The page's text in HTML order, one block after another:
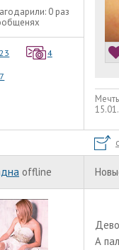
0 раз
23 4
7
offline
А